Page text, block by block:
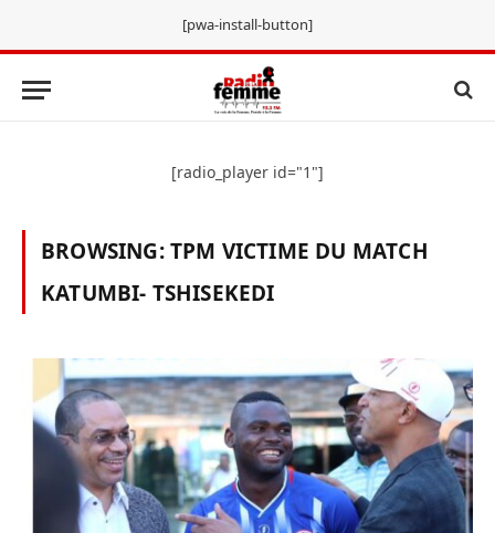
[pwa-install-button]
[radio_player id="1"]
BROWSING:TPM VICTIME DU MATCH
KATUMBI- TSHISEKEDI